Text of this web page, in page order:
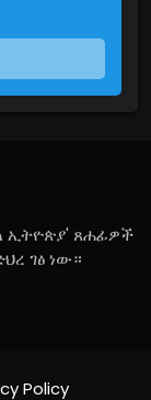
ኢትዮጵያ' ጸሐፊዎች
ገፅ ነው።
Policy